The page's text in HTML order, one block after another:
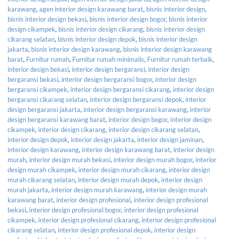
karawang, agen interior design karawang barat, bisnis interior design,
bisnis interior design bekasi, bisnis interior design bogor, bisnis interior
design cikampek, bisnis interior design cikarang, bisnis interior design
cikarang selatan, bisnis interior design depok, bisnis interior design
jakarta, bisnis interior design karawang, bisnis interior design karawang
barat, Furnitur rumah, Furnitur rumah minimalis, Furnitur rumah terbaik,
interior design bekasi, interior design bergaransi, interior design
bergaransi bekasi, interior design bergaransi bogor, interior design
bergaransi cikampek, interior design bergaransi cikarang, interior design
bergaransi cikarang selatan, interior design bergaransi depok, interior
design bergaransi jakarta, interior design bergaransi karawang, interior
design bergaransi karawang barat, interior design bogor, interior design
cikampek, interior design cikarang, interior design cikarang selatan,
interior design depok, interior design jakarta, interior design jaminan,
interior design karawang, interior design karawang barat, interior design
murah, interior design murah bekasi, interior design murah bogor, interior
design murah cikampek, interior design murah cikarang, interior design
murah cikarang selatan, interior design murah depok, interior design
murah jakarta, interior design murah karawang, interior design murah
karawang barat, interior design profesional, interior design profesional
bekasi, interior design profesional bogor, interior design profesional
cikampek, interior design profesional cikarang, interior design profesional
cikarang selatan, interior design profesional depok, interior design